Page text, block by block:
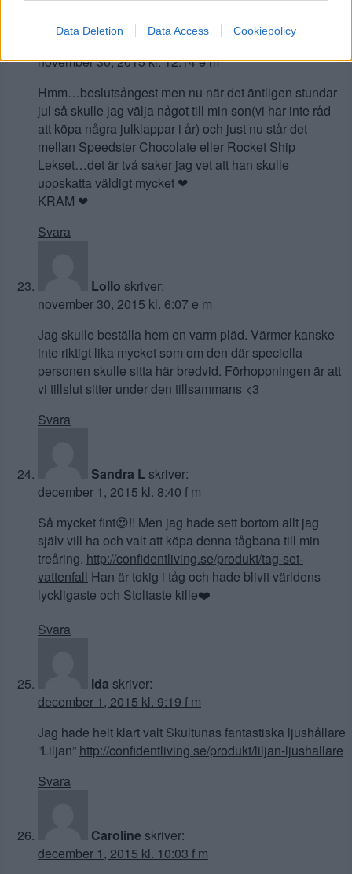
Data Deletion Data Access Cookiepolicy
november 30, 2015 kl. 12:14 e m
Hmm…beslutsångest men nu när det äntligen stundar
jul så skulle jag välja något till min son(vi har inte råd
att köpa några julklappar i år) och just nu står det
mellan Speedster Chocolate eller Rocket Ship
Lekset…det är två saker jag vet att han skulle
uppskatta väldigt mycket ❤
KRAM ❤
Svara
Lollo skriver:
november 30, 2015 kl. 6:07 e m
Jag skulle beställa hem en varm pläd. Värmer kanske
inte riktigt lika mycket som om den där speciella
personen skulle sitta här bredvid. Förhoppningen är att
vi tillslut sitter under den tillsammans <3
Svara
Sandra L skriver:
december 1, 2015 kl. 8:40 f m
Så mycket fint😍!! Men jag hade sett bortom allt jag
själv vill ha och valt att köpa denna tågbana till min
treåring. http://confidentliving.se/produkt/tag-set-
vattenfall Han är tokig i tåg och hade blivit världens
lyckligaste och Stoltaste kille❤️
Svara
Ida skriver:
december 1, 2015 kl. 9:19 f m
Jag hade helt klart valt Skultunas fantastiska ljushållare
”Liljan” http://confidentliving.se/produkt/liljan-ljushallare
Svara
Caroline skriver:
december 1, 2015 kl. 10:03 f m